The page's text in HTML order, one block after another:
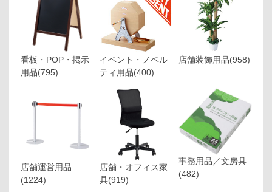
看板・POP・掲示
用品(795)
イベント・ノベル
ティ用品(400)
店舗装飾用品(958)
店舗運営用品
(1224)
店舗・オフィス家
具(919)
事務用品／文房具
(482)